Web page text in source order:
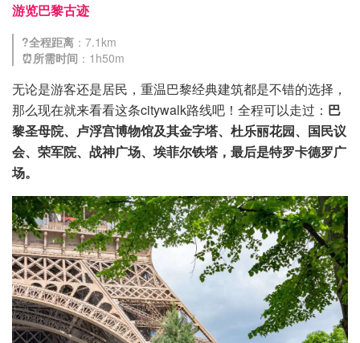
游览巴黎古迹
?全程距离 ：7.1km
⏰所需时间 ：1h50m
无论是游客还是居民，重温巴黎经典建筑都是不错的选择，
那么现在就来看看这条citywalk路线吧！全程可以走过： 巴
黎圣母院、卢浮宫博物馆及其金字塔、杜乐丽花园、国民议
会、荣军院、战神广场、埃菲尔铁塔，最后是特罗卡德罗广
场。